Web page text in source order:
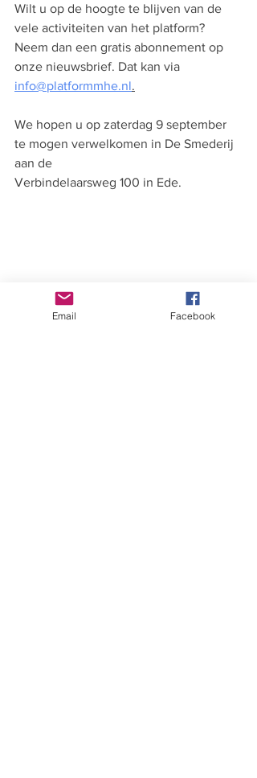
Wilt u op de hoogte te blijven van de
vele activiteiten van het platform?
Neem dan een gratis abonnement op
onze nieuwsbrief. Dat kan via
info@platformmhe.nl.
We hopen u op zaterdag 9 september
te mogen verwelkomen in De Smederij
aan de
Verbindelaarsweg 100 in Ede.
Email Facebook